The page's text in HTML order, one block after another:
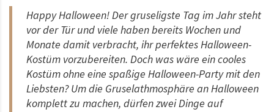
Happy Halloween! Der gruseligste Tag im Jahr steht
vor der Tür und viele haben bereits Wochen und
Monate damit verbracht, ihr perfektes Halloween-
Kostüm vorzubereiten. Doch was wäre ein cooles
Kostüm ohne eine spaßige Halloween-Party mit den
Liebsten? Um die Gruselathmosphäre an Halloween
komplett zu machen, dürfen zwei Dinge auf